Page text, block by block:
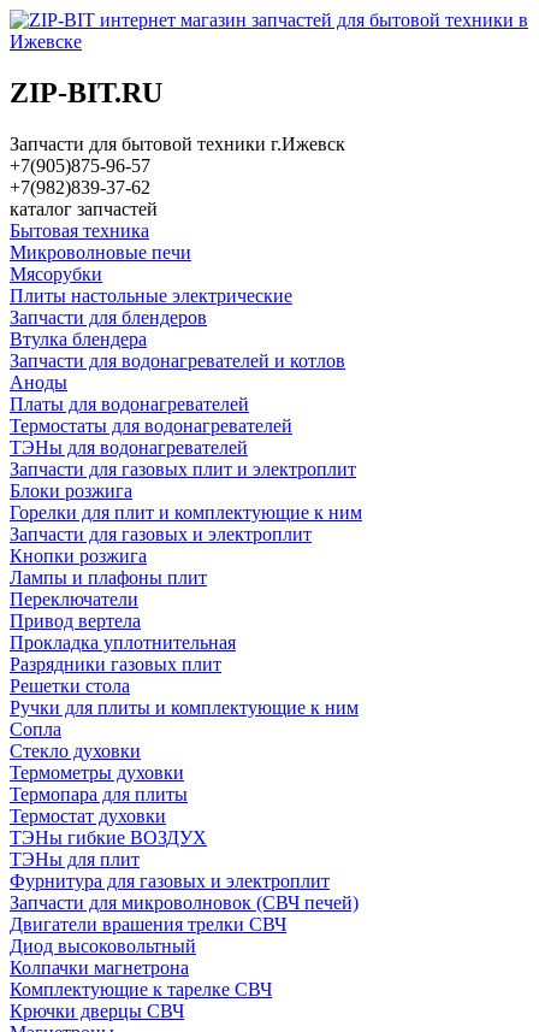
ZIP-BIT.RU
Запчасти для бытовой техники г.Ижевск
+7(905)875-96-57
+7(982)839-37-62
каталог запчастей
Бытовая техника
Микроволновые печи
Мясорубки
Плиты настольные электрические
Запчасти для блендеров
Втулка блендера
Запчасти для водонагревателей и котлов
Аноды
Платы для водонагревателей
Термостаты для водонагревателей
ТЭНы для водонагревателей
Запчасти для газовых плит и электроплит
Блоки розжига
Горелки для плит и комплектующие к ним
Запчасти для газовых и электроплит
Кнопки розжига
Лампы и плафоны плит
Переключатели
Привод вертела
Прокладка уплотнительная
Разрядники газовых плит
Решетки стола
Ручки для плиты и комплектующие к ним
Сопла
Стекло духовки
Термометры духовки
Термопара для плиты
Термостат духовки
ТЭНы гибкие ВОЗДУХ
ТЭНы для плит
Фурнитура для газовых и электроплит
Запчасти для микроволновок (СВЧ печей)
Двигатели врашения трелки СВЧ
Диод высоковольтный
Колпачки магнетрона
Комплектующие к тарелке СВЧ
Крючки дверцы СВЧ